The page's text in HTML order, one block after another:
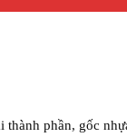
phần, gốc